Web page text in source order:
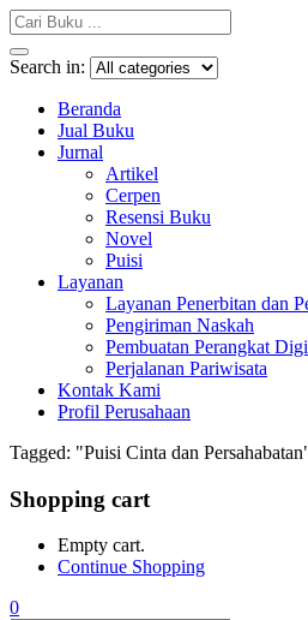
Search in:
Beranda
Jual Buku
Jurnal
Artikel
Cerpen
Resensi Buku
Novel
Puisi
Layanan
Layanan Penerbitan dan
Pengiriman Naskah
Pembuatan Perangkat
Perjalanan Pariwisata
Kontak Kami
Profil Perusahaan
Tagged: "Puisi Cinta dan
Shopping cart
Empty cart.
Continue Shopping
0